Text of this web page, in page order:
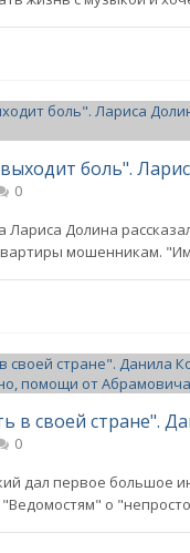
0
Лариса Долина
мошенникам.
0
дал первое большое
"Ведомостям" о